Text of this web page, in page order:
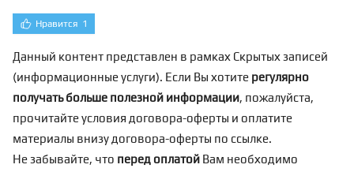
Нравится 1
Данный контент представлен в рамках Скрытых записей
(информационные услуги). Если Вы хотите регулярно
получать больше полезной информации, пожалуйста,
прочитайте условия договора-оферты и оплатите
материалы внизу договора-оферты по ссылке.
Не забывайте, что перед оплатой Вам необходимо